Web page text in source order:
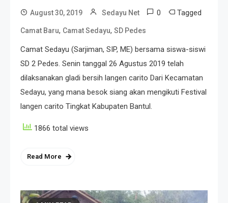
August 30, 2019 Sedayu Net 0 Tagged
Camat Baru, Camat Sedayu, SD Pedes
Camat Sedayu (Sarjiman, SIP, ME) bersama siswa-siswi
SD 2 Pedes. Senin tanggal 26 Agustus 2019 telah
dilaksanakan gladi bersih langen carito Dari Kecamatan
Sedayu, yang mana besok siang akan mengikuti Festival
langen carito Tingkat Kabupaten Bantul.
1866 total views
Read More